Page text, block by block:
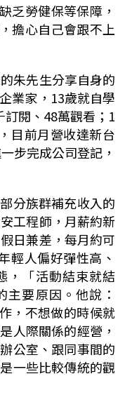
乏勞健保等保障，
擔心自己會跟不上
朱先生分享自身的
業家，13歲就自學
閱、48萬觀看；1
目前月營收達新台
步完成公司登記，
分族群補充收入的
工程師，月薪約新
日兼差，每月約可
輕人偏好彈性高、
，「活動結束就結
要原因。他說：
，不想做的時候就
人際關係的經營，
公室、跟同事間的
一些比較傳統的觀